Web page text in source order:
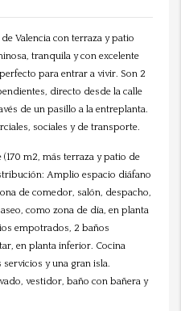
Valencia con terraza y patio
tranquila y con excelente
para entrar a vivir. Son 2
directo desde la calle
de un pasillo a la entreplanta.
sociales y de transporte.
m2, más terraza y patio de
Amplio espacio diáfano
de comedor, salón, despacho,
como zona de día, en planta
empotrados, 2 baños
en planta inferior. Cocina
y una gran isla.
vestidor, baño con bañera y